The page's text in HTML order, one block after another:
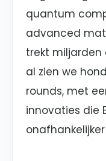
quantum
advanced
trekt miljarden
al zien we
rounds, met
innovaties die